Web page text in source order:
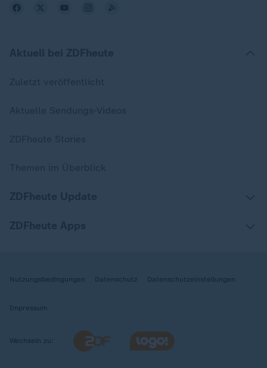
Nutzungsbedingungen Datenschutz Datenschutzeinstellungen
Impressum
Wechseln zu: